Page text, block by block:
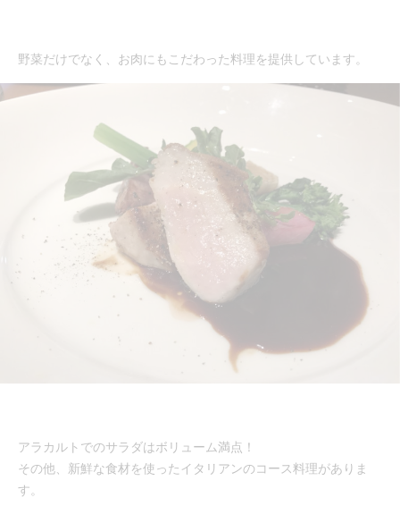
野菜だけでなく、お肉にもこだわった料理を提供しています。
アラカルトでのサラダはボリューム満点！
その他、新鮮な食材を使ったイタリアンのコース料理がありま
す。